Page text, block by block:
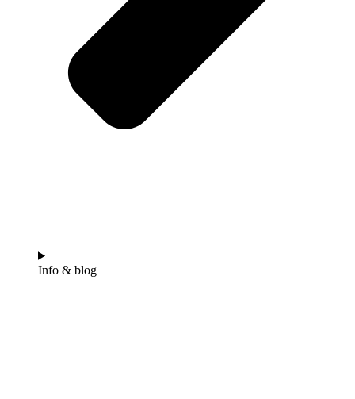
Info & blog